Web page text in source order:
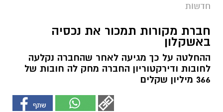
חדשות
חברת מקורות תמכור את נכסיה
באשקלון
ההחלטה על כך מגיעה לאחר שהחברה נקלעה
לחובות ודירקטוריון החברה מחק לה חובות של
366 מיליון שקלים